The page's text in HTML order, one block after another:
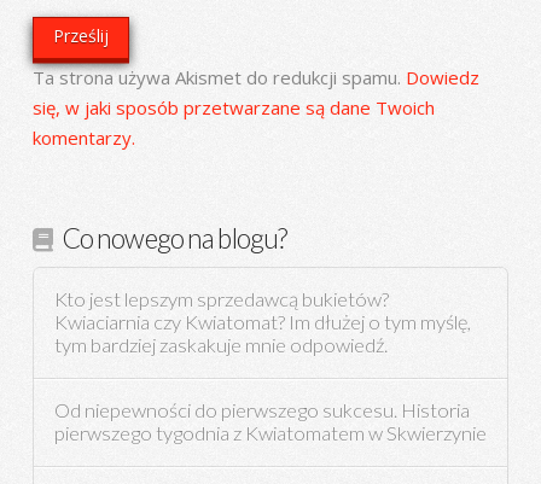
Ta strona używa Akismet do redukcji spamu. Dowiedz
się, w jaki sposób przetwarzane są dane Twoich
komentarzy.
Co nowego na blogu?
Kto jest lepszym sprzedawcą bukietów?
Kwiaciarnia czy Kwiatomat? Im dłużej o tym myślę,
tym bardziej zaskakuje mnie odpowiedź.
Od niepewności do pierwszego sukcesu. Historia
pierwszego tygodnia z Kwiatomatem w Skwierzynie